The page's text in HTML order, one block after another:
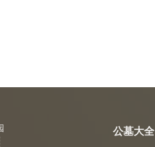
公墓大全